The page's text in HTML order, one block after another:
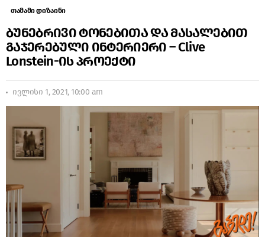
თამამი დიზაინი
ბუნებრივი ტონებითა და მასალებით
გაჯერებული ინტერიერი – Clive
Lonstein-ის პროექტი
ივლისი 1, 2021, 10:00 am